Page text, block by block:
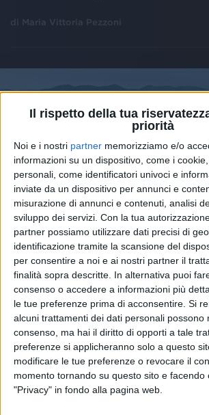
Il rispetto della tua
priorità
Noi e i nostri partner memorizziamo e/o
informazioni su un dispositivo, come i
personali, come identificatori univoci e
inviate da un dispositivo per annunci e
misurazione di annunci e contenuti, analisi
sviluppo dei servizi. Con la tua
partner possiamo utilizzare dati precisi di
identificazione tramite la scansione del
per consentire a noi e ai nostri partner il
finalità sopra descritte. In alternativa puoi
consenso o accedere a informazioni più
le tue preferenze prima di acconsentire. Si
alcuni trattamenti dei dati personali possono
consenso, ma hai il diritto di opporti a tale
preferenze si applicheranno solo a questo
modificare le tue preferenze o revocare il
momento tornando su questo sito e facendo
"Privacy" in fondo alla pagina web.
di Maria Vittoria Pezzoni
IL RIPASSO DEL CAST 15 giu 2026
RADIO ITALIA LIVE - IL
Palermo: sold out gli
Dopo Milano, anche Palermo segna
poche ore. L'appuntamento è per
giugno al Foro Italico
diMara Bizzoco